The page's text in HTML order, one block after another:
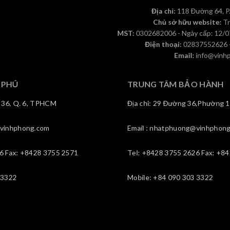
Địa chỉ: 118 Đường 64,
Chủ sở hữu website:
MST: 0302682006 - Ngày cấp: 12/
Điện thoại: 02837552626
Email:
Q. 6, TPHCM
Fax: +8428 3755 2571
TRUNG TÂM BẢO HÀNH
Địa chỉ: 29 Đường 36,Phường
Email :
Tel: +8428 3755 2626 Fax:
Mobile: +84 090 303 3322